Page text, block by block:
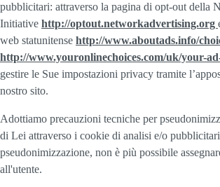
pubblicitari: attraverso la pagina di opt-out della
Initiative http://optout.networkadvertising.org
web statunitense http://www.aboutads.info/
http://www.youronlinechoices.com/uk/your-
gestire le Sue impostazioni privacy tramite
nostro sito.
Adottiamo precauzioni tecniche per
di Lei attraverso i cookie di analisi e/o
pseudonimizzazione, non è più possibile
all'utente.